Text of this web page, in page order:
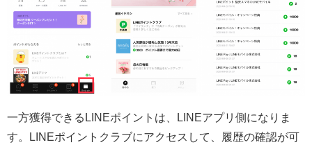
一方獲得できるLINEポイントは、LINEアプリ側になりま
す。LINEポイントクラブにアクセスして、履歴の確認が可